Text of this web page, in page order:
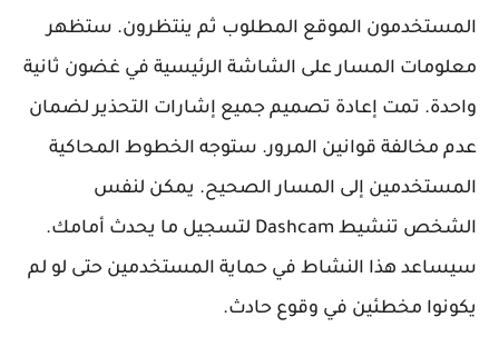
المستخدمون الموقع المطلوب ثم ينتظرون. ستظهر
معلومات المسار على الشاشة الرئيسية في غضون ثانية
واحدة. تمت إعادة تصميم جميع إشارات التحذير لضمان
عدم مخالفة قوانين المرور. ستوجه الخطوط المحاكية
المستخدمين إلى المسار الصحيح. يمكن لنفس
الشخص تنشيط Dashcam لتسجيل ما يحدث أمامك.
سيساعد هذا النشاط في حماية المستخدمين حتى لو لم
يكونوا مخطئين في وقوع حادث.